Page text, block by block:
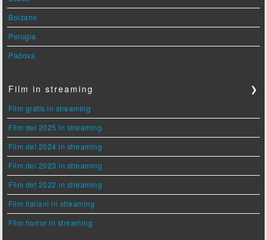
Bolzano
Perugia
Padova
Film in streaming ❯
Film gratis in streaming
Film del 2025 in streaming
Film del 2024 in streaming
Film del 2023 in streaming
Film del 2022 in streaming
Film italiani in streaming
Film horror in streaming